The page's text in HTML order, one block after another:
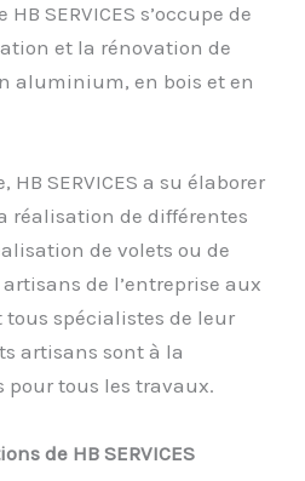
SERVICES s’occupe de
et la rénovation de
aluminium, en bois et en
HB SERVICES a su élaborer
réalisation de différentes
de volets ou de
de l’entreprise aux
spécialistes de leur
artisans sont à la
tous les travaux.
de HB SERVICES